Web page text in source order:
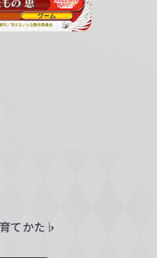
てかた♭